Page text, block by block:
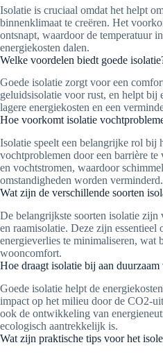
Isolatie is cruciaal omdat het helpt
binnenklimaat te creëren. Het
ontsnapt, waardoor de temperatuur
energiekosten dalen.
Welke voordelen biedt goede
Goede isolatie zorgt voor een
geluidsisolatie voor rust, en helpt bij
lagere energiekosten en een
Hoe voorkomt isolatie
Isolatie speelt een belangrijke rol bij
vochtproblemen door een barrière
en vochtstromen, waardoor
omstandigheden worden verminderd.
Wat zijn de verschillende soorten
De belangrijkste soorten isolatie
en raamisolatie. Deze zijn essentieel
energieverlies te minimaliseren, wat
wooncomfort.
Hoe draagt isolatie bij aan duurzaam
Goede isolatie helpt de
impact op het milieu door de CO2-
ook de ontwikkeling van
ecologisch aantrekkelijk is.
Wat zijn praktische tips voor het